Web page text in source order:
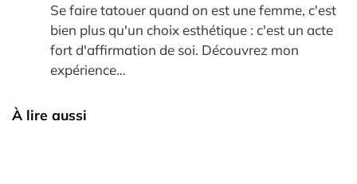
Se faire tatouer quand on est une femme, c'est
bien plus qu'un choix esthétique : c'est un acte
fort d'affirmation de soi. Découvrez mon
expérience…
À lire aussi